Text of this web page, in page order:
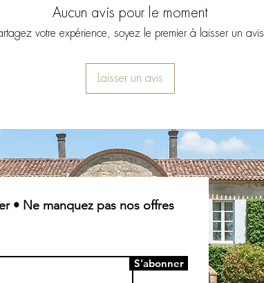
Aucun avis pour le moment
votre expérience, soyez le premier à laisser un avis.
Laisser un avis
• Ne manquez pas nos offres
S'abonner